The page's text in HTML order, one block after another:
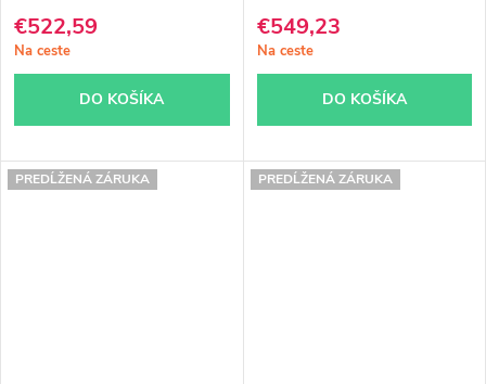
€522,59
Na ceste
DO KOŠÍKA
€549,23
Na ceste
DO KOŠÍKA
PREDĹŽENÁ ZÁRUKA PREDĹŽENÁ ZÁRUKA